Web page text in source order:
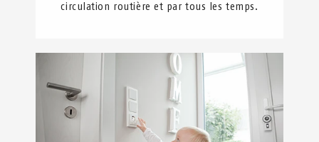
circulation routière et par tous les temps.